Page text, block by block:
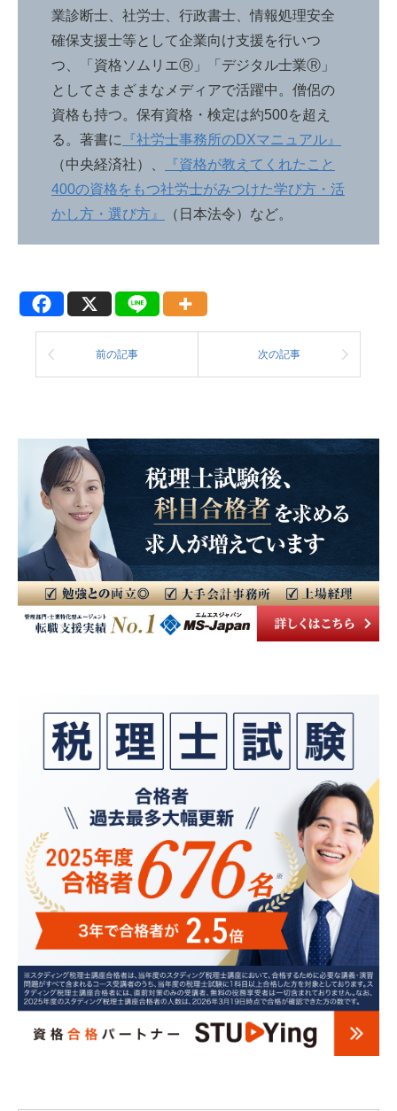
業診断士、社労士、行政書士、情報処理安全
確保支援士等として企業向け支援を行いつ
つ、「資格ソムリエⓇ」「デジタル士業Ⓡ」
としてさまざまなメディアで活躍中。僧侶の
資格も持つ。保有資格・検定は約500を超え
る。著書に
『社労士事務所のDXマニュアル』
（中央経済社）、
『資格が教えてくれたこと
400の資格をもつ社労士がみつけた学び方・活
かし方・選び方』
（日本法令）など。
前の記事 次の記事